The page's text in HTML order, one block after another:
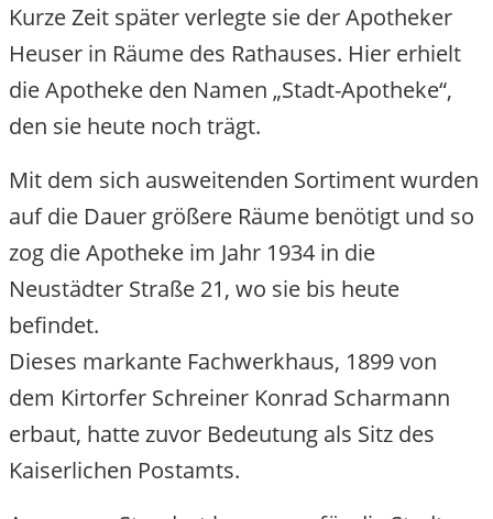
Kurze Zeit später verlegte sie der Apotheker
Heuser in Räume des Rathauses. Hier erhielt
die Apotheke den Namen „Stadt-Apotheke“,
den sie heute noch trägt.
Mit dem sich ausweitenden Sortiment wurden
auf die Dauer größere Räume benötigt und so
zog die Apotheke im Jahr 1934 in die
Neustädter Straße 21, wo sie bis heute
befindet.
Dieses markante Fachwerkhaus, 1899 von
dem Kirtorfer Schreiner Konrad Scharmann
erbaut, hatte zuvor Bedeutung als Sitz des
Kaiserlichen Postamts.